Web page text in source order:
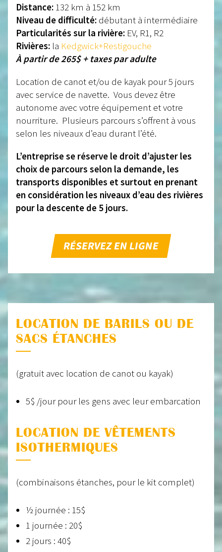
Distance: 132 km à 152 km
Niveau de difficulté: débutant à intermédiaire
Particularités sur la rivière: EV, R1, R2
Rivières: la Kedgwick+Restigouche
À partir de 265$ + taxes par adulte
Location de canot et/ou de kayak pour 5 jours
avec service de navette. Vous devez être
autonome avec votre équipement et votre
nourriture. Plusieurs parcours s’offrent à vous
selon les niveaux d’eau durant l’été.
L’entreprise se réserve le droit d’ajuster les
choix de parcours selon la demande, les
transports disponibles et surtout en prenant
en considération les niveaux d’eau des rivières
pour la descente de 5 jours.
RÉSERVEZ EN LIGNE
LOCATION DE BARILS OU DE
SACS ÉTANCHES
(gratuit avec location de canot ou kayak)
5$ /jour pour les gens avec leur embarcation
LOCATION DE VÊTEMENTS
ISOTHERMIQUES
(combinaisons étanches, pour le kit complet)
½ journée : 15$
1 journée : 20$
2 jours : 40$